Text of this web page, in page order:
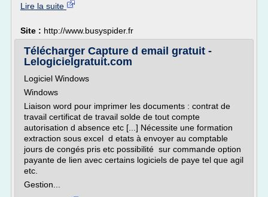
Lire la suite
Site : http://www.busyspider.fr
Télécharger Capture d email gratuit -
Lelogicielgratuit.com
Logiciel Windows
Windows
Liaison word pour imprimer les documents : contrat de
travail certificat de travail solde de tout compte
autorisation d absence etc [...] Nécessite une formation
extraction sous excel d etats à envoyer au comptable
jours de congés pris etc possibilité sur commande option
payante de lien avec certains logiciels de paye tel que agil
etc.
Gestion...